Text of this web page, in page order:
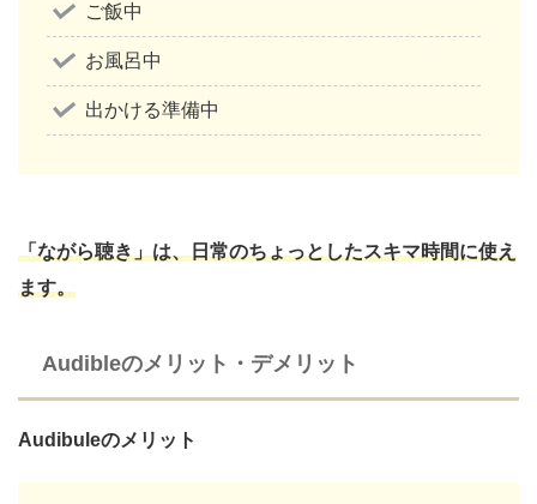
ご飯中
お風呂中
出かける準備中
「ながら聴き」は、日常のちょっとしたスキマ時間に使え
ます。
Audibleのメリット・デメリット
Audibuleのメリット